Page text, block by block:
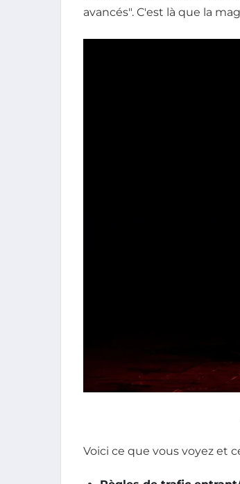
avancés". C'est là que la
Voici ce que vous voyez et